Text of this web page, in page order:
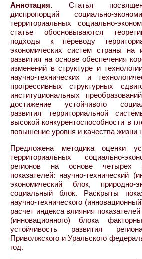
Аннотация. Статья
диспропорций социально-
территориальных социально-
статье обосновываются
подходы к переводу
экономических систем страны на
развития на основе обеспечения
изменений в структуре и
научно-технических и
прогрессивных структурных
институциональных
достижение устойчивого
развития территориальной
высокой конкурентоспособности в
повышение уровня и качества жизни
Предложена методика оценки
территориальных социально-
регионов на основе четырех
показателей: научно-технический
экономический блок, природно-
социальный блок. Раскрыты
научно-технического
расчет индекса влияния
(инновационного) блока
устойчивость развития
Приволжского и Уральского
год.